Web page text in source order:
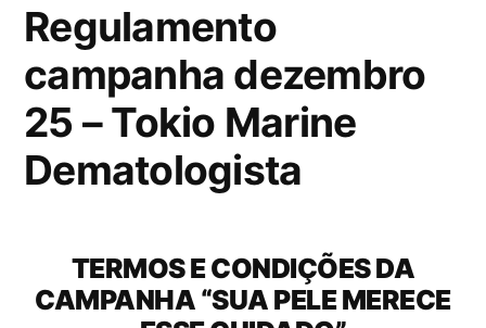
Regulamento
campanha dezembro
25 – Tokio Marine
Dematologista
TERMOS E CONDIÇÕES DA
CAMPANHA “SUA PELE MERECE